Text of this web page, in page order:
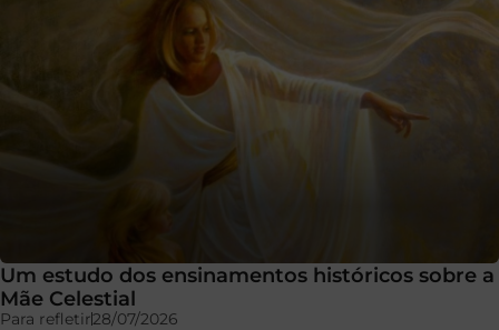
Um estudo dos ensinamentos históricos sobre a
Mãe Celestial
Para refletir28/07/2026